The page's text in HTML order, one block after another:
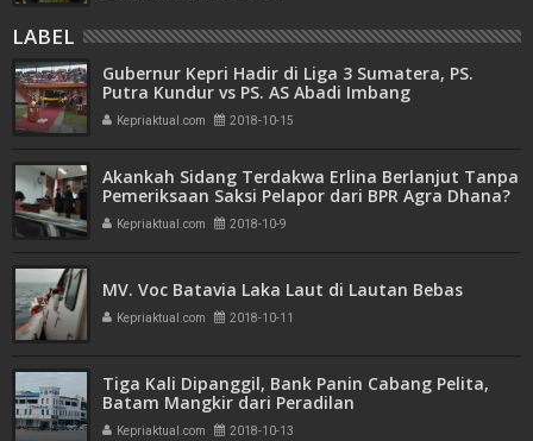
LABEL
Gubernur Kepri Hadir di Liga 3 Sumatera, PS.
Putra Kundur vs PS. AS Abadi Imbang
Kepriaktual.com 2018-10-15
Akankah Sidang Terdakwa Erlina Berlanjut Tanpa
Pemeriksaan Saksi Pelapor dari BPR Agra Dhana?
Kepriaktual.com 2018-10-9
MV. Voc Batavia Laka Laut di Lautan Bebas
Kepriaktual.com 2018-10-11
Tiga Kali Dipanggil, Bank Panin Cabang Pelita,
Batam Mangkir dari Peradilan
Kepriaktual.com 2018-10-13